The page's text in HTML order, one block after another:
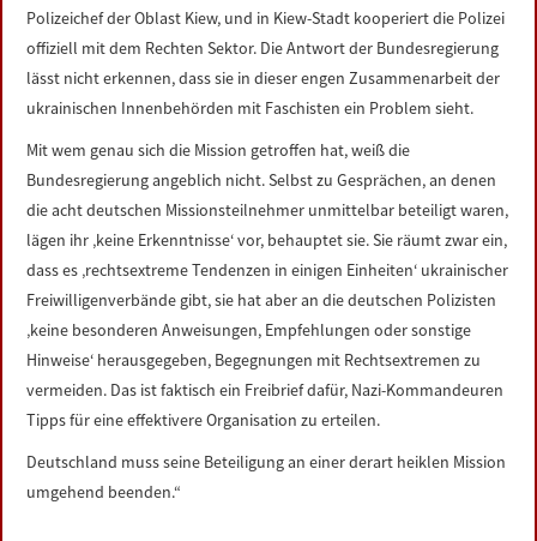
Polizeichef der Oblast Kiew, und in Kiew-Stadt kooperiert die Polizei
offiziell mit dem Rechten Sektor. Die Antwort der Bundesregierung
lässt nicht erkennen, dass sie in dieser engen Zusammenarbeit der
ukrainischen Innenbehörden mit Faschisten ein Problem sieht.
Mit wem genau sich die Mission getroffen hat, weiß die
Bundesregierung angeblich nicht. Selbst zu Gesprächen, an denen
die acht deutschen Missionsteilnehmer unmittelbar beteiligt waren,
lägen ihr ‚keine Erkenntnisse‘ vor, behauptet sie. Sie räumt zwar ein,
dass es ‚rechtsextreme Tendenzen in einigen Einheiten‘ ukrainischer
Freiwilligenverbände gibt, sie hat aber an die deutschen Polizisten
‚keine besonderen Anweisungen, Empfehlungen oder sonstige
Hinweise‘ herausgegeben, Begegnungen mit Rechtsextremen zu
vermeiden. Das ist faktisch ein Freibrief dafür, Nazi-Kommandeuren
Tipps für eine effektivere Organisation zu erteilen.
Deutschland muss seine Beteiligung an einer derart heiklen Mission
umgehend beenden.“